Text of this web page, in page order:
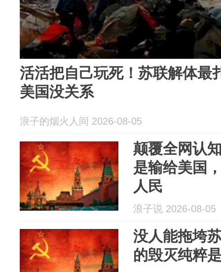
活活把自己玩死！苏联解体最
美国没关系
浪子的烟火人间 2026-08-05
颠覆全网认
是输给美国
人民
浪子说 2026-08-05
没人能拖垮
的毁灭纯粹